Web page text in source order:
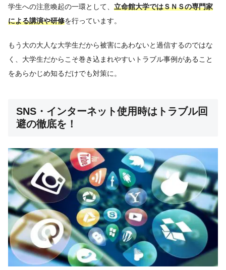
学生への注意喚起の一環として、 立命館大学ではＳＮＳの専門家
による講演や研修を行っています。
もう大の大人な大学生だから被害にあわないと過信するのではな
く、大学生だからこそ巻き込まれやすいトラブル事例があること
をあらかじめ知るだけでも対策に。
SNS・インターネット使用時はトラブル回
避の徹底を！